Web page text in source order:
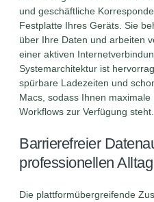
und geschäftliche
Festplatte Ihres Geräts. Sie
über Ihre Daten und arbeiten
einer aktiven
Systemarchitektur ist
spürbare Ladezeiten und
Macs, sodass Ihnen
Workflows zur Verfügung steht.
Barrierefreier
professionellen Alltag
Die plattformübergreifende